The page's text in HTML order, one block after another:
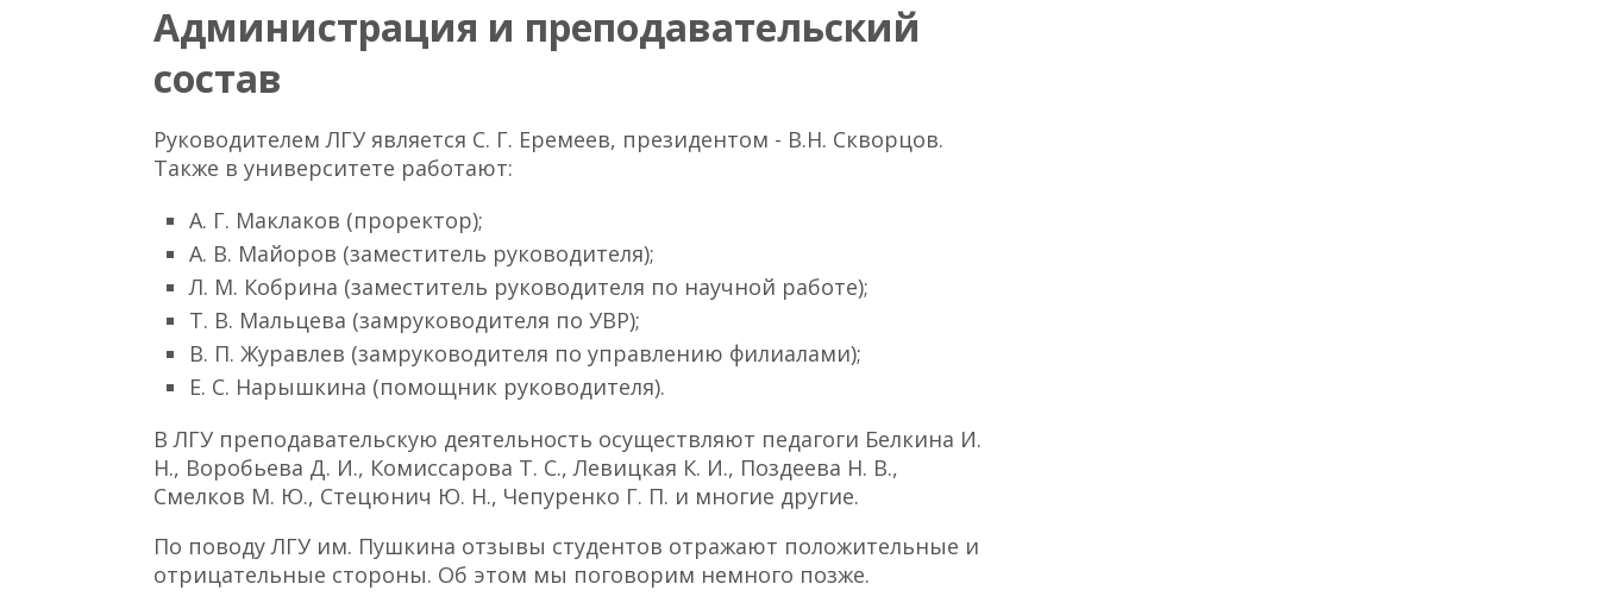
Администрация и преподавательский
состав
Руководителем ЛГУ является С. Г. Еремеев, президентом - В.Н. Скворцов.
Также в университете работают:
А. Г. Маклаков (проректор);
А. В. Майоров (заместитель руководителя);
Л. М. Кобрина (заместитель руководителя по научной работе);
Т. В. Мальцева (замруководителя по УВР);
В. П. Журавлев (замруководителя по управлению филиалами);
Е. С. Нарышкина (помощник руководителя).
В ЛГУ преподавательскую деятельность осуществляют педагоги Белкина И.
Н., Воробьева Д. И., Комиссарова Т. С., Левицкая К. И., Поздеева Н. В.,
Смелков М. Ю., Стецюнич Ю. Н., Чепуренко Г. П. и многие другие.
По поводу ЛГУ им. Пушкина отзывы студентов отражают положительные и
отрицательные стороны. Об этом мы поговорим немного позже.